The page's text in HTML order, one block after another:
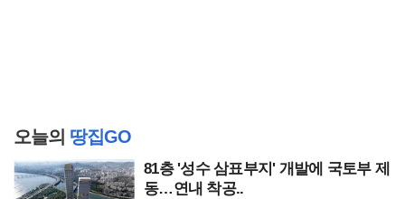
오늘의 땅집GO
81층 '성수 삼표부지' 개발에 국토부 제
동…연내 착공..